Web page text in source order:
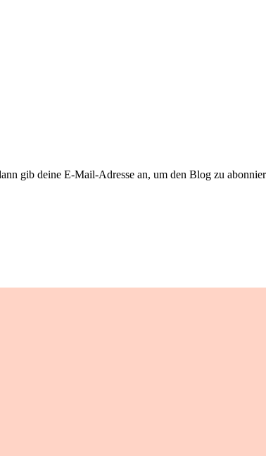
gib deine E-Mail-Adresse an, um den Blog zu